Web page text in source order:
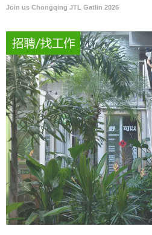
Join us Chongqing JTL Gatlin 2026